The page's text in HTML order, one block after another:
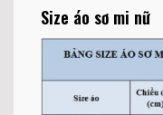
Size áo sơ mi nữ